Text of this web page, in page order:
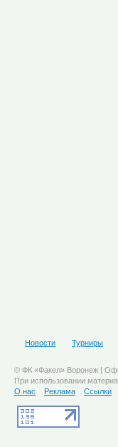
Новости Турниры
© ФК «Факел» Воронеж |
При использовании
О нас
Реклама Ссылки